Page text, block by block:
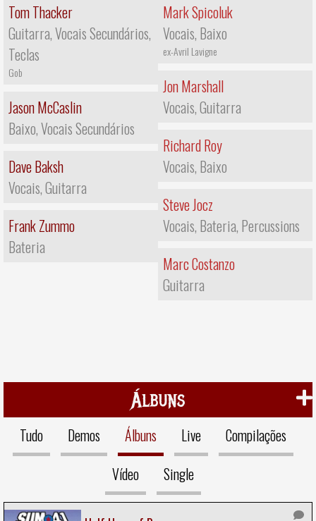
Tom Thacker
Guitarra, Vocais Secundários,
Teclas
Gob
Jason McCaslin
Baixo, Vocais Secundários
Dave Baksh
Vocais, Guitarra
Frank Zummo
Bateria
Mark Spicoluk
Vocais, Baixo
ex-Avril Lavigne
Jon Marshall
Vocais, Guitarra
Richard Roy
Vocais, Baixo
Steve Jocz
Vocais, Bateria, Percussions
Marc Costanzo
Guitarra
Álbuns
Tudo Demos Álbuns Live
Compilações
Vídeo
Single